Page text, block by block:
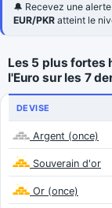
🔔 Recevez une
EUR/PKR atteint le
Les 5 plus fortes
l'Euro sur les 7
DEVISE
Argent (once)
Souverain d'or
Or (once)